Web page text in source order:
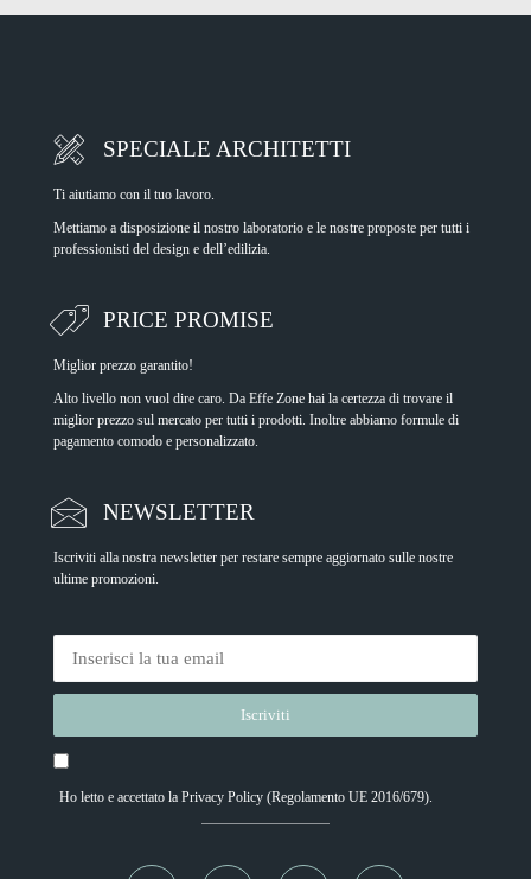
SPECIALE ARCHITETTI
Ti aiutiamo con il tuo lavoro.
Mettiamo a disposizione il nostro laboratorio e le nostre proposte per tutti i
professionisti del design e dell’edilizia.
PRICE PROMISE
Miglior prezzo garantito!
Alto livello non vuol dire caro. Da Effe Zone hai la certezza di trovare il
miglior prezzo sul mercato per tutti i prodotti. Inoltre abbiamo formule di
pagamento comodo e personalizzato.
NEWSLETTER
Iscriviti alla nostra newsletter per restare sempre aggiornato sulle nostre
ultime promozioni.
Ho letto e accettato la Privacy Policy(Regolamento UE 2016/679).
Alternative: